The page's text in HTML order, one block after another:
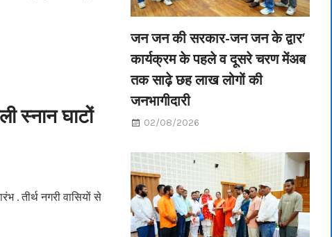
स्नान घाटों
. तीर्थ नगरी वासियों से
जन जन की सरकार-जन जन के द्वार’
कार्यक्रम के पहले व दूसरे चरण मेंअब
तक साढ़े छह लाख लोगों की
जनभागीदारी
02/08/2026